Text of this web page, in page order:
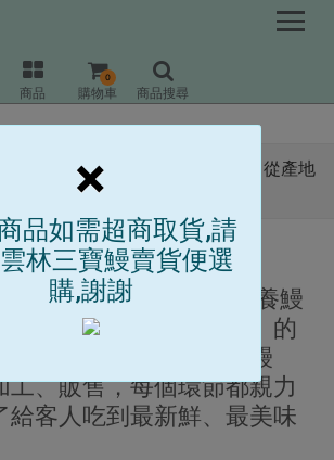
在地傳承三代的好味道,自家養殖 從產地
質蒲燒鰻。
商品 購物車
0
商品搜尋
雲林三寶鰻
雲林口湖在地30多年的養鰻
秉持著「從產地到餐桌」的
用自家養殖的鰻魚，從鰻
工、販售，每個環節都親力
給客人吃到最新鮮、最美味
×
品如需超商取貨,請
林三寶鰻賣貨便選
購,謝謝